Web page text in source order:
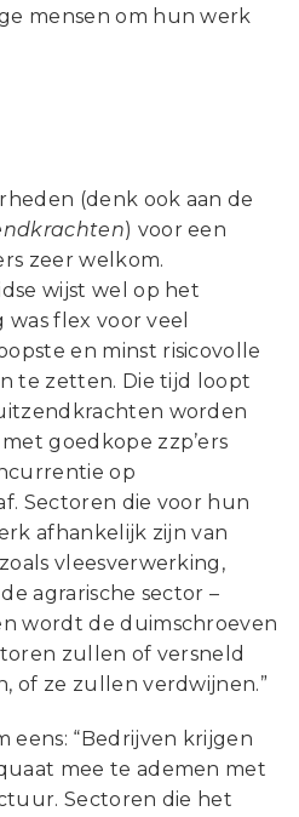
mensen om hun werk
(denk ook aan de
) voor een
zeer welkom.
wijst wel op het
was flex voor veel
en minst risicovolle
te zetten. Die tijd loopt
worden
goedkope zzp’ers
op
Sectoren die voor hun
afhankelijk zijn van
vleesverwerking,
agrarische sector –
wordt de duimschroeven
zullen of versneld
of ze zullen verdwijnen.”
eens: “Bedrijven krijgen
mee te ademen met
Sectoren die het